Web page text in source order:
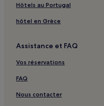
Hôtels au Portugal
hôtel en Grèce
Assistance et FAQ
Vos réservations
FAQ
Nous contacter